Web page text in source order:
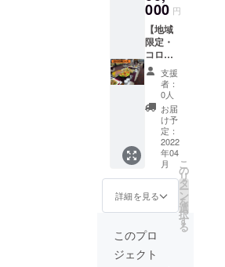
出張
パー
ティー
プラン
をご利
用いた
だけま
す！ き
らら亭
の社長
自ら打
合せ・
企画等
から担
当をさ
せてい
ただき
ます。
ご人数
などの
条件に
が収
まった
ときを
夢見
て、み
んなで
楽しみ
ましょ
う！ き
らら亭
（東京
都八王
子市東
浅川
町）か
ら直線
４０km
以内の
お好み
の場所
できら
000 円
【地域
限定・
コロナ
終息祈
願企
画】き
らら亭
出張
パー
ティー
コー
ス ２
００万
円プラ
ン コロ
ナはも
ううん
ざり！
コロナ
支援
者：
0人
お届
け予
定：
2022
年04
月
詳細を見る
こ
の
リ
タ
ー
ン
を
選
択
す
る
このプロ
ジェクト